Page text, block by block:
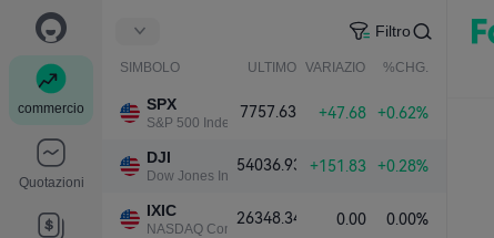
commercio
Quotazioni
Filtro
SIMBOLO ULTIMO VARIAZIONE NETTA.
%CHG.
SPX
S&P 500 Index
7757.63 +47.68 +0.62%
DJI
Dow Jones Industrial Average
54036.93 +151.83 +0.28%
IXIC
NASDAQ Composite Index
26348.34 0.00 0.00%